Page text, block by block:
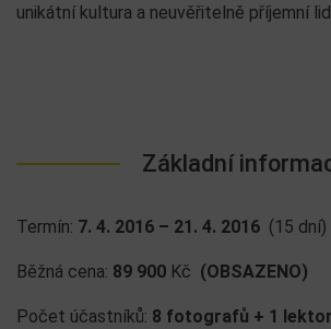
unikátní kultura a neuvěřitelně příjemní
Základní
Termín: 7. 4. 2016 – 21. 4. 2016 (15 dní)
Běžná cena: 89 900 Kč (OBSAZENO)
Počet účastníků: 8 fotografů + 1